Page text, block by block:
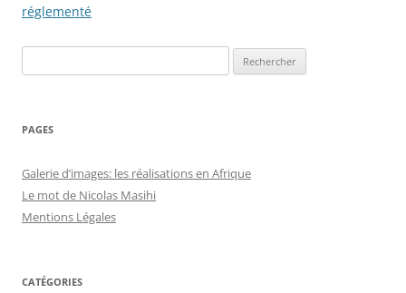
des
réglementé
PAGES
Galerie d’images: les réalisations en Afrique
Le mot de Nicolas Masihi
Mentions Légales
CATÉGORIES